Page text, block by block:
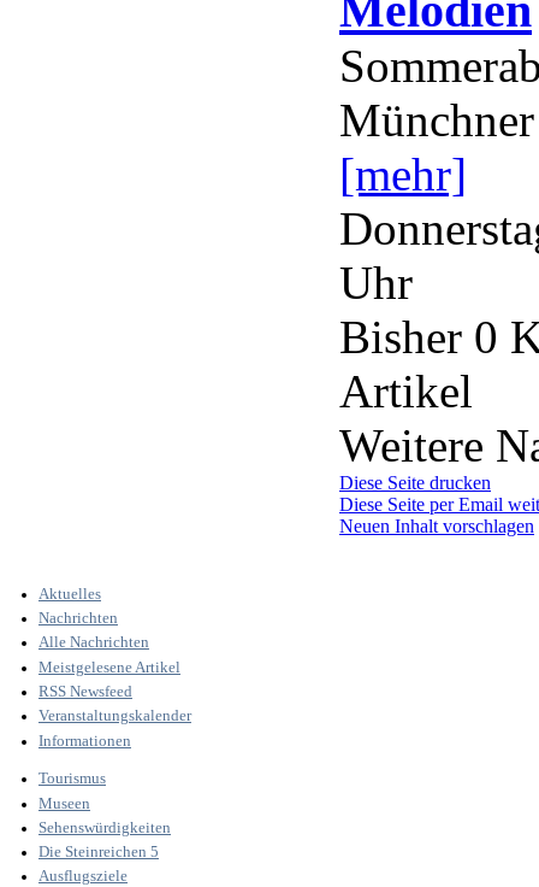
[mehr]
Uhr
Bisher 0
Artikel
Weitere
Diese Seite drucken
Diese Seite per Email
Neuen Inhalt vorschlagen
Aktuelles
Nachrichten
Alle Nachrichten
Meistgelesene Artikel
RSS Newsfeed
Veranstaltungskalender
Informationen
Tourismus
Museen
Sehenswürdigkeiten
Die Steinreichen 5
Ausflugsziele